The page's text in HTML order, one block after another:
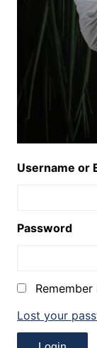
Username or
Password
Remember
Lost your